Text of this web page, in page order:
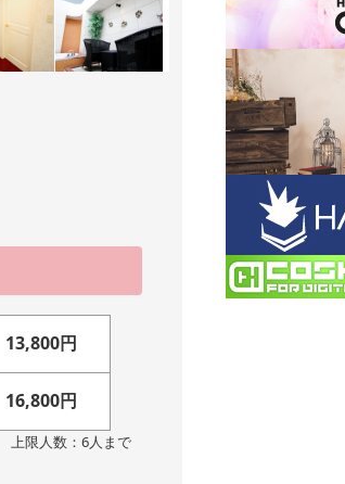
13,800円
16,800円
上限人数：6人まで